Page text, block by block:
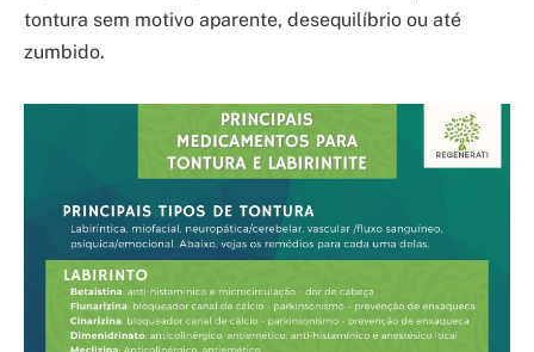
tontura sem motivo aparente, desequilíbrio ou até
zumbido.